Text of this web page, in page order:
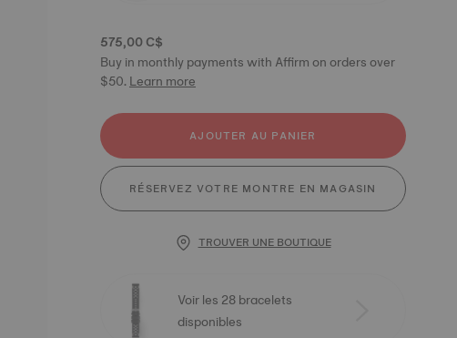
575,00 C$
Buy in monthly payments with Affirm on orders over
$50.Learn more
AJOUTER AU PANIER
RÉSERVEZ VOTRE MONTRE EN MAGASIN
TROUVER UNE BOUTIQUE
Voir les 28 bracelets
disponibles